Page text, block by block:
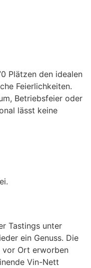
Plätzen den idealen
Feierlichkeiten.
Betriebsfeier oder
lässt keine
Tastings unter
ein Genuss. Die
vor Ort erworben
Vin-Nett